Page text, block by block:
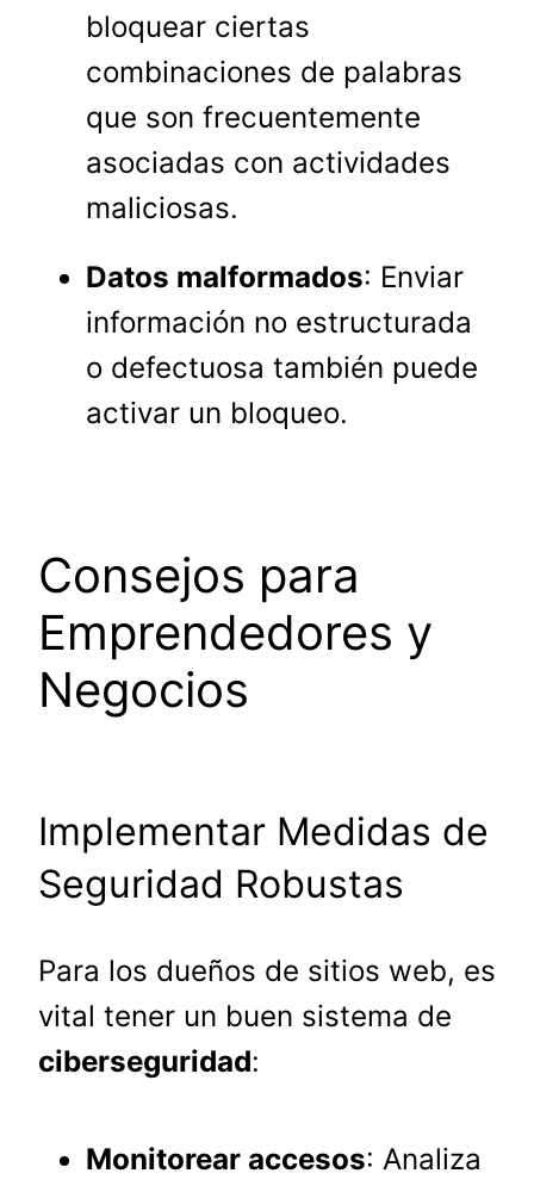
bloquear ciertas
combinaciones de palabras
que son frecuentemente
asociadas con actividades
maliciosas.
Datos malformados: Enviar
información no estructurada
o defectuosa también puede
activar un bloqueo.
Consejos para
Emprendedores y
Negocios
Implementar Medidas de
Seguridad Robustas
Para los dueños de sitios web, es
vital tener un buen sistema de
ciberseguridad:
Monitorear accesos: Analiza